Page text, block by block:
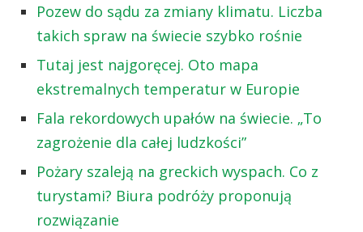
Pozew do sądu za zmiany klimatu. Liczba
takich spraw na świecie szybko rośnie
Tutaj jest najgoręcej. Oto mapa
ekstremalnych temperatur w Europie
Fala rekordowych upałów na świecie. „To
zagrożenie dla całej ludzkości”
Pożary szaleją na greckich wyspach. Co z
turystami? Biura podróży proponują
rozwiązanie